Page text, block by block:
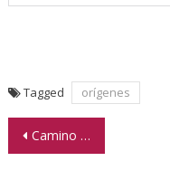
Tagged orígenes
Navegación
Camino del Medio